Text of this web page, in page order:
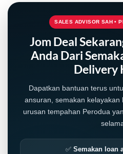
SALES ADVISOR SAH •
Jom Deal
Anda Dari
Delivery
Dapatkan bantuan terus
ansuran, semakan
urusan tempahan Perodua
✅ Semakan loan